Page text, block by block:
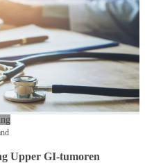
Upper GI-tumoren